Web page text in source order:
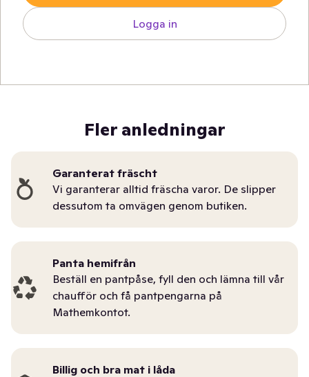
Logga in
Fler anledningar
Garanterat fräscht
Vi garanterar alltid fräscha varor. De slipper
dessutom ta omvägen genom butiken.
Panta hemifrån
Beställ en pantpåse, fyll den och lämna till vår
chaufför och få pantpengarna på
Mathemkontot.
Billig och bra mat i låda